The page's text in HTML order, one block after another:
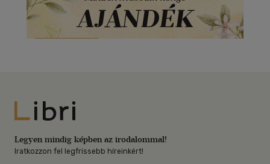
Libri
Legyen mindig képben az irodalommal!
Iratkozzon fel legfrissebb híreinkért!